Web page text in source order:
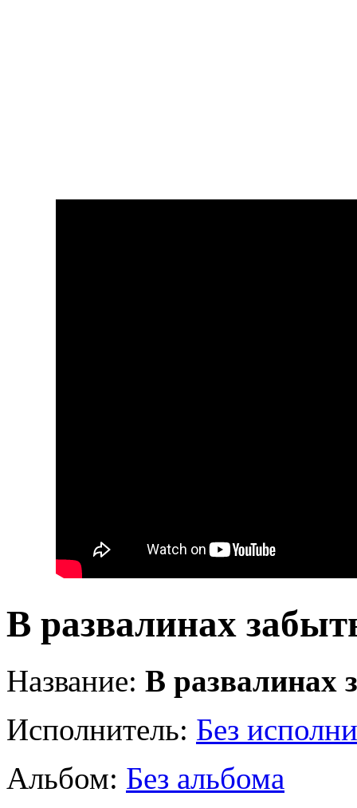
В развалинах
Название: В развалинах
Исполнитель: Без
Альбом: Без альбома